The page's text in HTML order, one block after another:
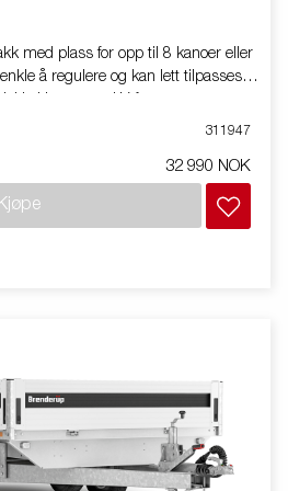
med plass for opp til 8 kanoer eller
å regulere og kan lett tilpasses
Utstyrt med V-formet
kjøreegen-skaper. Varmgalvanisert
og godt beskyttet inne i
mål, høyde 200 cm, lengde 199 cm,
er vist på bildet kan ha ekstrautstyr.
311947
32 990 NOK
Kjøpe